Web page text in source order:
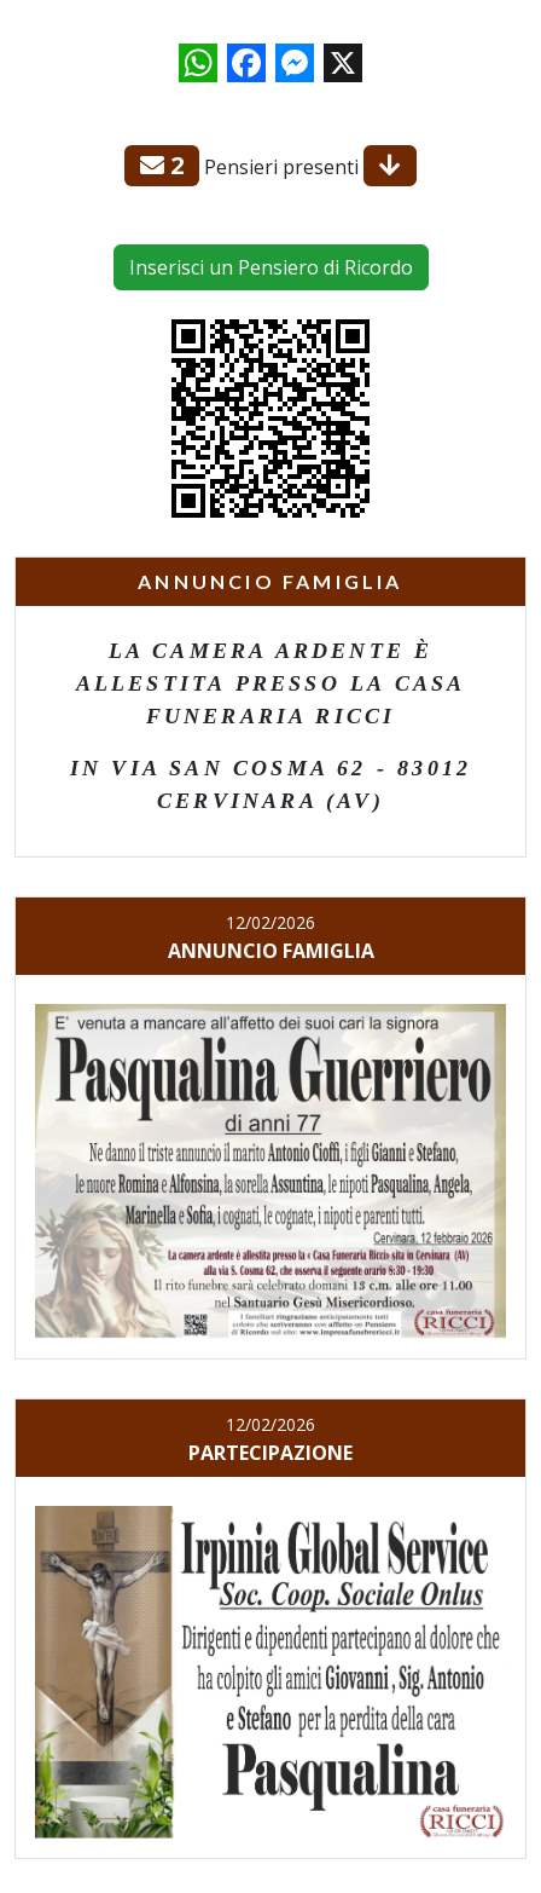
WhatsAppFacebookMessenger
X
2 Pensieri presenti
Inserisci un Pensiero di Ricordo
ANNUNCIO FAMIGLIA
LA CAMERA ARDENTE È
ALLESTITA PRESSO LA CASA
FUNERARIA RICCI
IN VIA SAN COSMA 62 - 83012
CERVINARA (AV)
12/02/2026
ANNUNCIO FAMIGLIA
12/02/2026
PARTECIPAZIONE